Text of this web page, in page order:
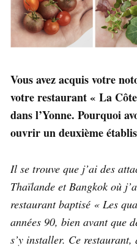
Vous avez acquis votre
votre restaurant « La
dans l’Yonne. Pourquoi
ouvrir un deuxième
Il se trouve que j’ai des
Thaïlande et Bangkok où
restaurant baptisé « Les
années 90, bien avant que
s’y installer. Ce